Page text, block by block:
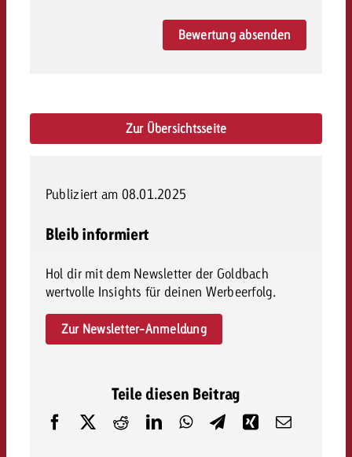
Bewertung absenden
Zur Übersichtsseite
Publiziert am 08.01.2025
Bleib informiert
Hol dir mit dem Newsletter der Goldbach
wertvolle Insights für deinen Werbeerfolg.
Zur Newsletter-Anmeldung
Teile diesen Beitrag